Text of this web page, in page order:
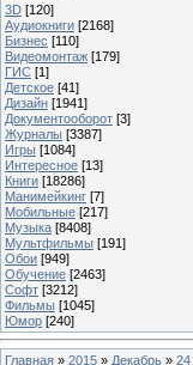
3D [120]
Аудиокниги [2168]
Бизнес [110]
Видеомонтаж [179]
ГИС [1]
Детское [41]
Дизайн [1941]
Документооборот [3]
Журналы [3387]
Игры [1084]
Интересное [13]
Книги [18286]
Манимейкинг [7]
Мобильные [217]
Музыка [8408]
Мультфильмы [191]
Обои [949]
Обучение [2463]
Софт [3212]
Фильмы [1045]
Юмор [240]
Главная » 2015 » Декабрь » 24